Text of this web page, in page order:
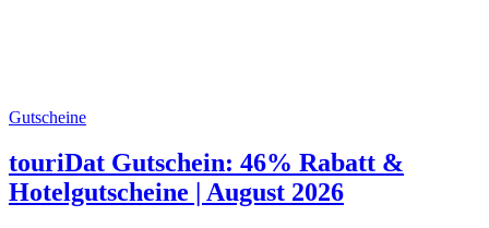
Gutscheine
touriDat Gutschein: 46% Rabatt &
Hotelgutscheine | August 2026